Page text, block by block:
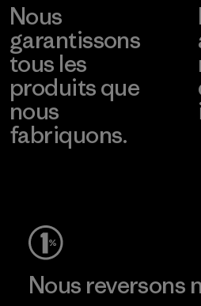
Nous
garantissons
tous les
produits que
nous
fabriquons.
Nous reversons